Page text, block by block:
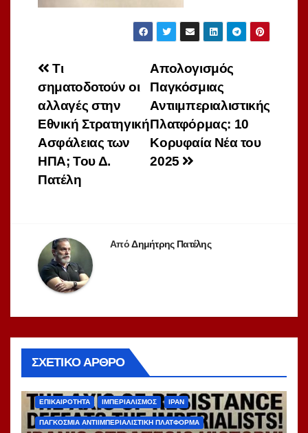
Πλοήγηση
άρθρων
Απολογισμός
Παγκόσμιας
Αντιιμπεριαλιστικής
Πλατφόρμας: 10
Κορυφαία Νέα του
2025
Τι
σηματοδοτούν οι
αλλαγές στην
Εθνική Στρατηγική
Ασφάλειας των
ΗΠΑ; Του Δ.
Πατέλη
ΑπόΔημήτρης Πατέλης
ΣΧΕΤΙΚΌ ΆΡΘΡΟ
ΕΠΙΚΑΙΡΌΤΗΤΑ ΙΜΠΕΡΙΑΛΙΣΜΌΣ ΙΡΆΝ
ΠΑΓΚΌΣΜΙΑ ΑΝΤΙΙΜΠΕΡΙΑΛΙΣΤΙΚΉ ΠΛΑΤΦΌΡΜΑ